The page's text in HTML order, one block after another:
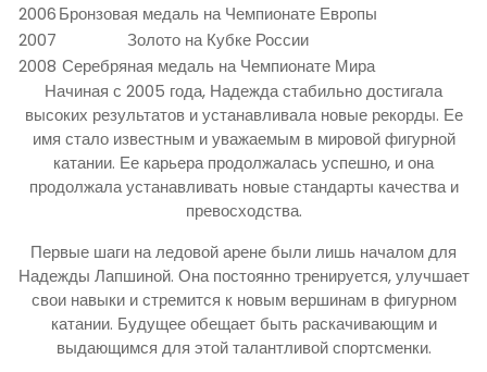
2006Бронзовая медаль на Чемпионате Европы
2007
Золото на Кубке России
2008 Серебряная медаль на Чемпионате Мира
Начиная с 2005 года, Надежда стабильно достигала
высоких результатов и устанавливала новые рекорды. Ее
имя стало известным и уважаемым в мировой фигурной
катании. Ее карьера продолжалась успешно, и она
продолжала устанавливать новые стандарты качества и
превосходства.
Первые шаги на ледовой арене были лишь началом для
Надежды Лапшиной. Она постоянно тренируется, улучшает
свои навыки и стремится к новым вершинам в фигурном
катании. Будущее обещает быть раскачивающим и
выдающимся для этой талантливой спортсменки.